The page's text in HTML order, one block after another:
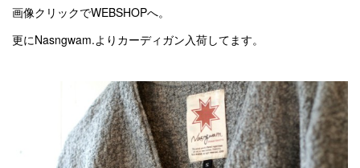
画像クリックでWEBSHOPへ。
更にNasngwam.よりカーディガン入荷してます。